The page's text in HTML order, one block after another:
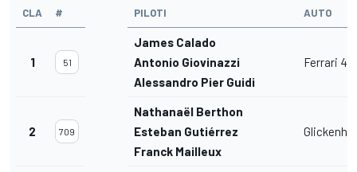
CLA # PILOTI AUTO
1 51
James Calado
Antonio Giovinazzi
Alessandro Pier Guidi
Ferrari
2 709
Nathanaël Berthon
Esteban Gutiérrez
Franck Mailleux